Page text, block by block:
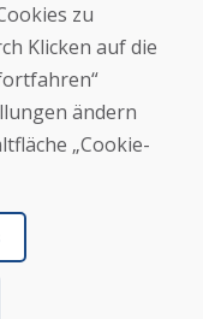
von Waren
zu
Klicken auf die
ändern
„Cookie-